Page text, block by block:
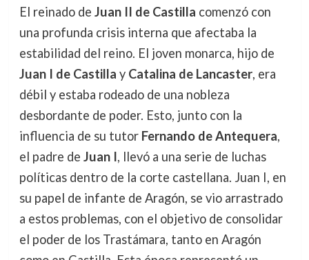
El reinado de Juan II de Castilla comenzó con
una profunda crisis interna que afectaba la
estabilidad del reino. El joven monarca, hijo de
Juan I de Castilla y Catalina de Lancaster, era
débil y estaba rodeado de una nobleza
desbordante de poder. Esto, junto con la
influencia de su tutor Fernando de Antequera,
el padre de Juan I, llevó a una serie de luchas
políticas dentro de la corte castellana. Juan I, en
su papel de infante de Aragón, se vio arrastrado
a estos problemas, con el objetivo de consolidar
el poder de los Trastámara, tanto en Aragón